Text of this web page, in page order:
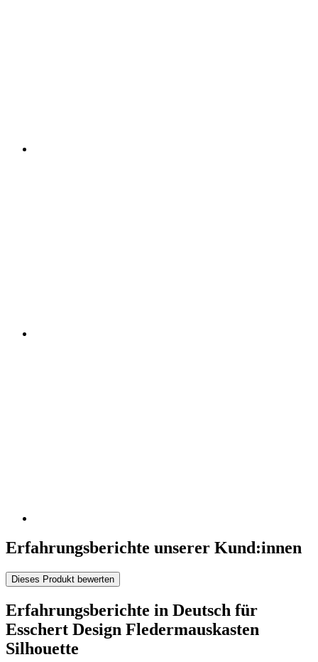
Erfahrungsberichte unserer Kund:innen
Dieses Produkt bewerten
Erfahrungsberichte in Deutsch für
Esschert Design Fledermauskasten
Silhouette